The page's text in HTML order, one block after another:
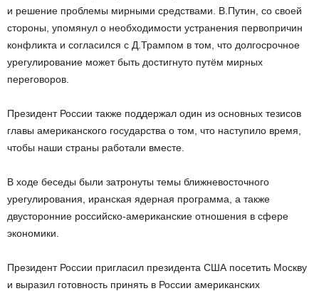
и решение проблемы мирными средствами. В.Путин, со своей
стороны, упомянул о необходимости устранения первопричин
конфликта и согласился с Д.Трампом в том, что долгосрочное
урегулирование может быть достигнуто путём мирных
переговоров.
Президент России также поддержал один из основных тезисов
главы американского государства о том, что наступило время,
чтобы наши страны работали вместе.
В ходе беседы были затронуты темы ближневосточного
урегулирования, иранская ядерная программа, а также
двусторонние российско-американские отношения в сфере
экономики.
Президент России пригласил президента США посетить Москву
и выразил готовность принять в России американских